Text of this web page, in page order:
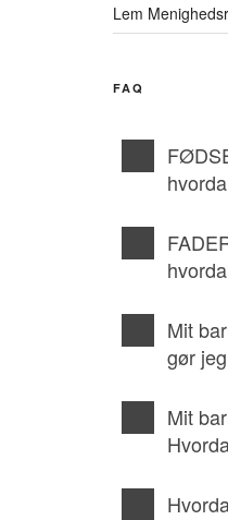
Lem
FAQ
Mit
gør
Mit